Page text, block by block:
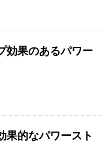
効果のあるパワー
果的なパワースト